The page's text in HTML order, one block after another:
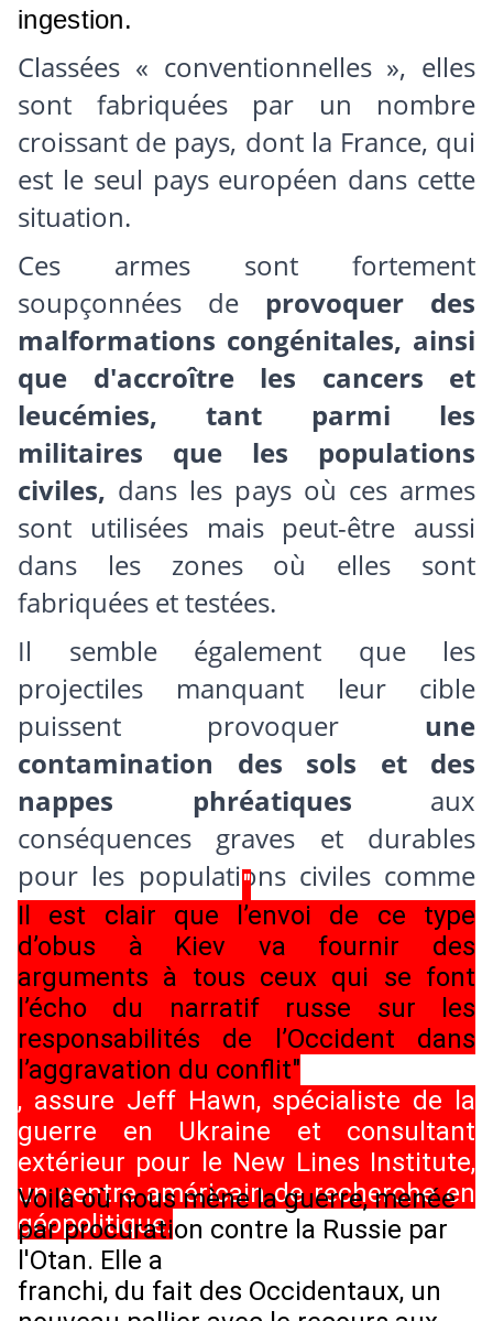
ingestion.
Classées « conventionnelles », elles
sont fabriquées par un nombre
croissant de pays, dont la France, qui
est le seul pays européen dans cette
situation.
Ces armes sont fortement
soupçonnées de provoquer des
malformations congénitales, ainsi
que d'accroître les cancers et
leucémies, tant parmi les
militaires que les populations
civiles, dans les pays où ces armes
sont utilisées mais peut-être aussi
dans les zones où elles sont
fabriquées et testées.
Il semble également que les
projectiles manquant leur cible
puissent provoquer une
contamination des sols et des
nappes phréatiques aux
conséquences graves et durables
pour les populations civiles comme
pour l'environnement.
"
Il est clair que l’envoi de ce type
d’obus à Kiev va fournir des
arguments à tous ceux qui se font
l’écho du narratif russe sur les
responsabilités de l’Occident dans
l’aggravation du conflit"
, assure Jeff Hawn, spécialiste de la
guerre en Ukraine et consultant
extérieur pour le New Lines Institute,
un centre américain de recherche en
géopolitique.
Voilà où nous mène la guerre, menée
par procuration contre la Russie par
l'Otan. Elle a
franchi, du fait des Occidentaux, un